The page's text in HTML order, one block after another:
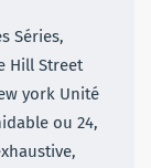
Séries,
Hill Street
york Unité
ou 24,